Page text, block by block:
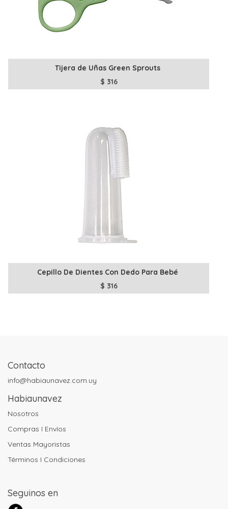
Tijera de Uñas Green Sprouts
$ 316
Cepillo De Dientes Con Dedo Para Bebé
$ 316
Contacto
info@habiaunavez.com.uy
Habiaunavez
Nosotros
Compras I Envíos
Ventas Mayoristas
Términos I Condiciones
Seguinos en